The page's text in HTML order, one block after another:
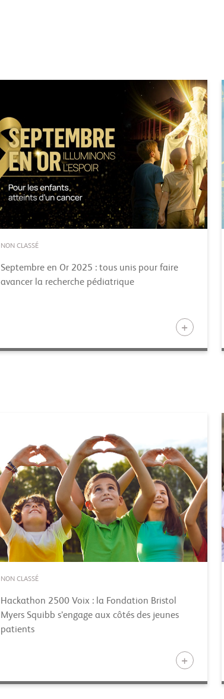
NON CLASSÉ
Septembre en Or 2025 : tous unis pour faire
avancer la recherche pédiatrique
NON CLASSÉ
Hackathon 2500 Voix : la Fondation Bristol
Myers Squibb s’engage aux côtés des jeunes
patients